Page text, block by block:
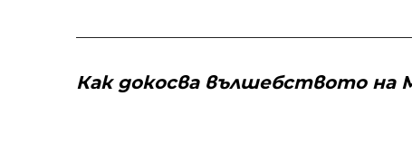
Как докосва вълшебството на